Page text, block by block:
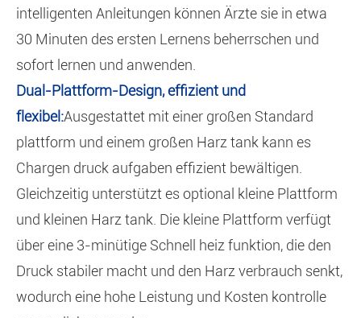
intelligenten Anleitungen können Ärzte sie in etwa
30 Minuten des ersten Lernens beherrschen und
sofort lernen und anwenden.
Dual-Plattform-Design, effizient und
flexibel:Ausgestattet mit einer großen Standard
plattform und einem großen Harz tank kann es
Chargen druck aufgaben effizient bewältigen.
Gleichzeitig unterstützt es optional kleine Plattform
und kleinen Harz tank. Die kleine Plattform verfügt
über eine 3-minütige Schnell heiz funktion, die den
Druck stabiler macht und den Harz verbrauch senkt,
wodurch eine hohe Leistung und Kosten kontrolle